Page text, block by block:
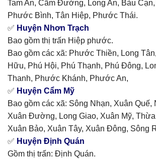
Tam An, Cẩm Đường, Long An, Bàu
Phước Bình, Tân Hiệp, Phước Thái.
✅ Huyện Nhơn Trạch
Bao gồm thị trấn Hiệp phước.
Bao gồm các xã: Phước Thiền, Long
Hữu, Phú Hội, Phú Thạnh, Phú Đông,
Thanh, Phước Khánh, Phước An,
✅ Huyện Cẩm Mỹ
Bao gồm các xã: Sông Nhạn, Xuân Quế,
Xuân Đường, Long Giao, Xuân Mỹ,
Xuân Bảo, Xuân Tây, Xuân Đông, Sông
✅ Huyện Định Quán
Gồm thị trấn: Định Quán.